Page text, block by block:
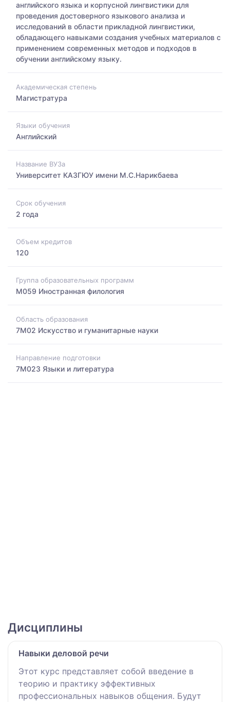
английского языка и корпусной лингвистики для
проведения достоверного языкового анализа и
исследований в области прикладной лингвистики,
обладающего навыками создания учебных материалов с
применением современных методов и подходов в
обучении английскому языку.
Академическая степень
Магистратура
Языки обучения
Английский
Название ВУЗа
Университет КАЗГЮУ имени М.С.Нарикбаева
Срок обучения
2 года
Объем кредитов
120
Группа образовательных программ
M059 Иностранная филология
Область образования
7M02 Искусство и гуманитарные науки
Направление подготовки
7M023 Языки и литература
Дисциплины
Навыки деловой речи
Этот курс представляет собой введение в
теорию и практику эффективных
профессиональных навыков общения. Будут